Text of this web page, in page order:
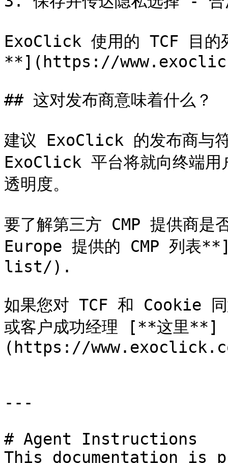
ExoClick 使用的 TCF 目
**](https://
## 这对发布商意味着什么？
建议 ExoClick 的发布商与
ExoClick 平台将就向终端用
透明度。
要了解第三方 CMP 提供商
Europe 提供的 CMP 列
list/).
如果您对 TCF 和 Cookie 同
或客户成功经理 [**这里**]
(https://
---
# Agent Instructions
This documentation is